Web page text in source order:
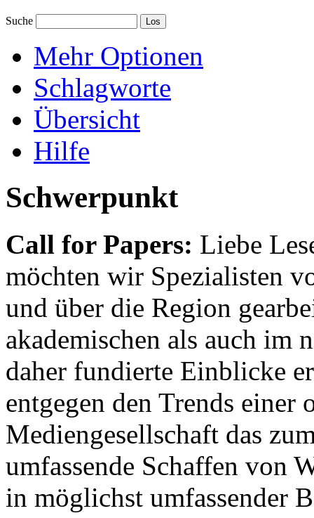
Suche
Mehr Optionen
Schlagworte
Übersicht
Hilfe
Schwerpunkt
Call for Papers: Liebe
möchten wir Spezialisten
und über die Region
akademischen als auch im
daher fundierte Einblicke
entgegen den Trends einer
Mediengesellschaft das
umfassende Schaffen von
in möglichst umfassender